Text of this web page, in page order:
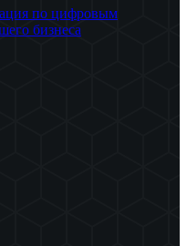
по цифровым
бизнеса